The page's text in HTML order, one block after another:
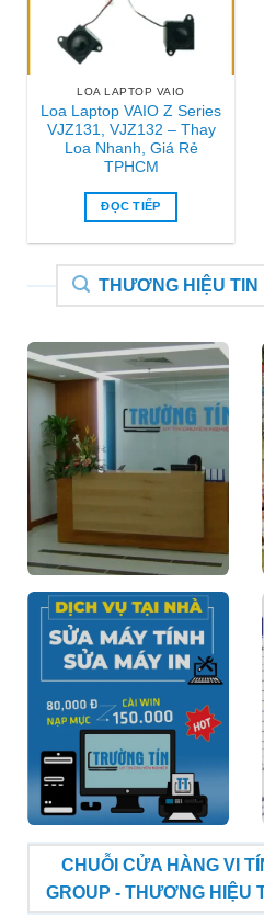
LOA LAPTOP VAIO
Loa Laptop VAIO Z Series
VJZ131, VJZ132 – Thay
Loa Nhanh, Giá Rẻ
TPHCM
ĐỌC TIẾP
THƯƠNG HIỆU TIN
CHUỖI CỬA HÀNG VI
GROUP - THƯƠNG HIỆU